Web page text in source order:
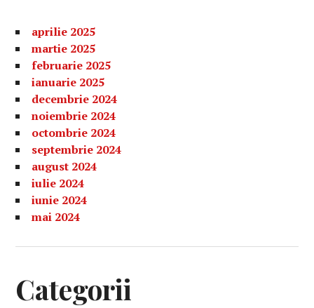
aprilie 2025
martie 2025
februarie 2025
ianuarie 2025
decembrie 2024
noiembrie 2024
octombrie 2024
septembrie 2024
august 2024
iulie 2024
iunie 2024
mai 2024
Categorii